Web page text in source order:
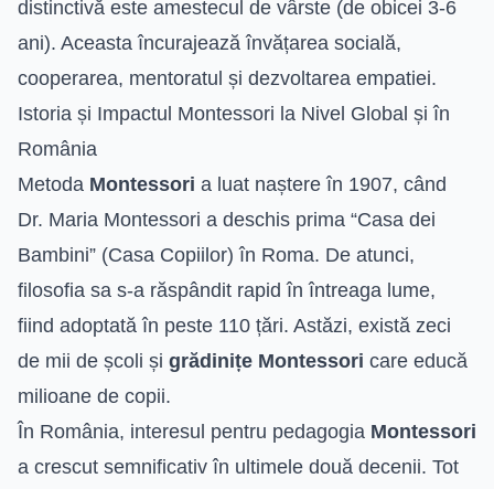
distinctivă este amestecul de vârste (de obicei 3-6
ani). Aceasta încurajează învățarea socială,
cooperarea, mentoratul și dezvoltarea empatiei.
Istoria și Impactul Montessori la Nivel Global și în
România
Metoda Montessori a luat naștere în 1907, când
Dr. Maria Montessori a deschis prima “Casa dei
Bambini” (Casa Copiilor) în Roma. De atunci,
filosofia sa s-a răspândit rapid în întreaga lume,
fiind adoptată în peste 110 țări. Astăzi, există zeci
de mii de școli și grădinițe Montessori care educă
milioane de copii.
În România, interesul pentru pedagogia Montessori
a crescut semnificativ în ultimele două decenii. Tot